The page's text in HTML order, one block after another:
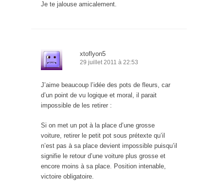
Je te jalouse amicalement.
xtoflyon5
29 juillet 2011 à 22:53
J’aime beaucoup l’idée des pots de fleurs, car
d’un point de vu logique et moral, il parait
impossible de les retirer :
Si on met un pot à la place d’une grosse
voiture, retirer le petit pot sous prétexte qu’il
n’est pas à sa place devient impossible puisqu’il
signifie le retour d’une voiture plus grosse et
encore moins à sa place. Position intenable,
victoire obligatoire.